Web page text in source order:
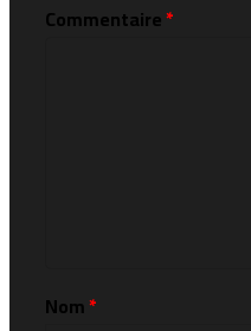
Commentaire*
Nom*